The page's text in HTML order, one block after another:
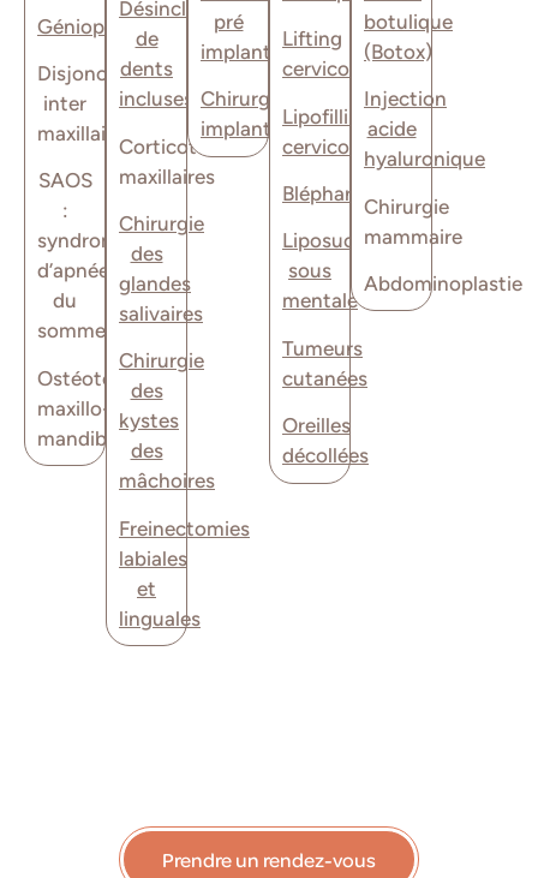
Génioplastie
Disjonction
inter
maxillaire
SAOS
:
syndrome
d’apnée
du
sommeil
Ostéotomies
maxillo-
mandibulaires
Désinclusion
de
dents
incluses
Corticotomie
maxillaires
Chirurgie
des
glandes
salivaires
Chirurgie
des
kystes
des
mâchoires
Freinectomies
labiales
et
linguales
pré
implantaire
Chirurgie
implantaire
Lifting
cervicofacial
Lipofilling
cervicofacial
Blépharoplastie
Liposuccion
sous
mentale
Tumeurs
cutanées
Oreilles
décollées
botulique
(Botox)
Injection
acide
hyaluronique
Chirurgie
mammaire
Abdominoplastie
Prendre un rendez-vous